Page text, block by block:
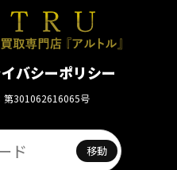
バシーポリシー
第301062616065号
移動